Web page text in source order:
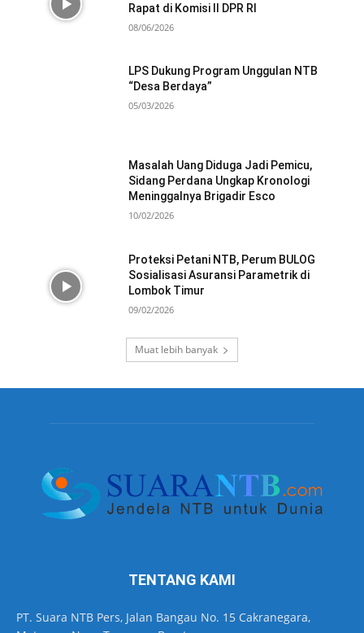
Rapat di Komisi II DPR RI
08/06/2026
LPS Dukung Program Unggulan NTB
“Desa Berdaya”
05/03/2026
Masalah Uang Diduga Jadi Pemicu,
Sidang Perdana Ungkap Kronologi
Meninggalnya Brigadir Esco
10/02/2026
Proteksi Petani NTB, Perum BULOG
Sosialisasi Asuransi Parametrik di
Lombok Timur
09/02/2026
Muat lebih banyak
TENTANG KAMI
PT. Suara NTB Pers, Jalan Bangau No. 15 Cakranegara,